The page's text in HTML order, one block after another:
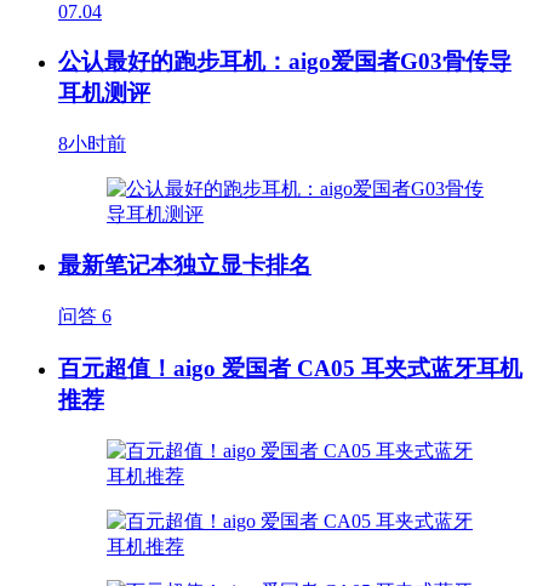
07.04
公认最好的跑步耳机：aigo爱国者G03骨传导
耳机测评
8小时前
最新笔记本独立显卡排名
问答 6
百元超值！aigo 爱国者 CA05 耳夹式蓝牙耳机
推荐